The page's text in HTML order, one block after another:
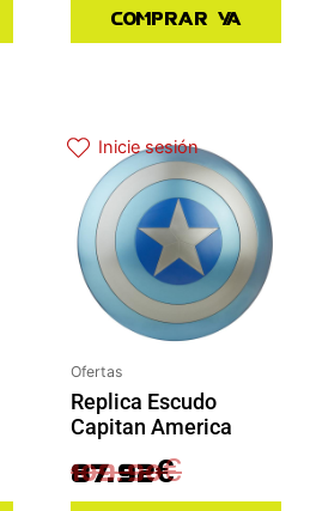
Comprar ya
Inicie sesión
Ofertas
Replica Escudo
Capitan America
109.90€
87.92€